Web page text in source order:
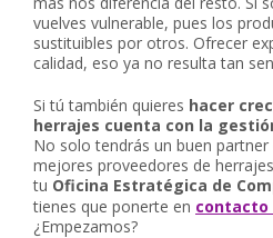
vuelves vulnerable, pues los
sustituibles por otros. Ofrecer
calidad, eso ya no resulta tan
Si tú también quieres hacer
herrajes cuenta con la
No solo tendrás un buen
mejores proveedores de
tu Oficina Estratégica de
tienes que ponerte en contacto
¿Empezamos?